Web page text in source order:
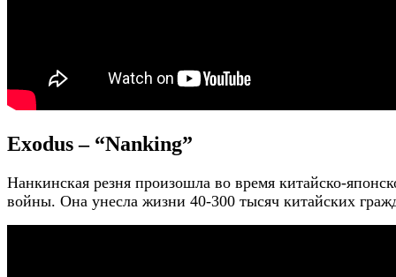
Exodus – “Nanking”
Нанкинская резня произошла во время китайско-
войны. Она унесла жизни 40-300 тысяч китайских